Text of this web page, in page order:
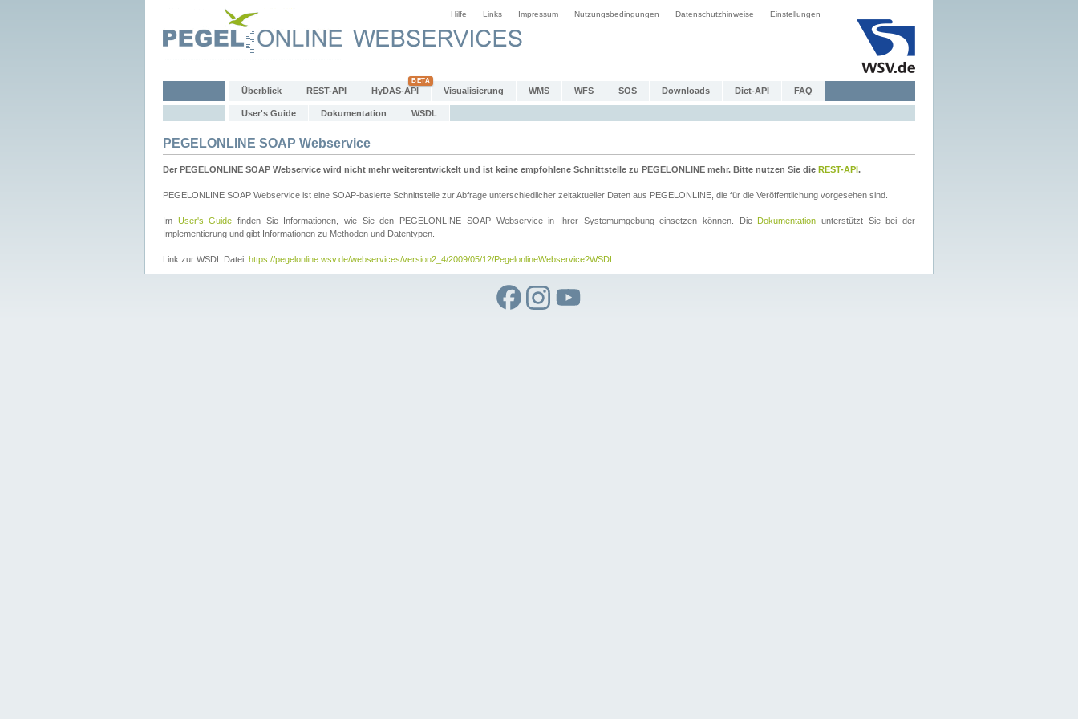
Hilfe Links Impressum Nutzungsbedingungen Datenschutzhinweise Einstellungen
Überblick REST-API HyDAS-API Visualisierung WMS WFS SOS Downloads Dict-API FAQ
User's Guide Dokumentation WSDL
PEGELONLINE SOAP Webservice
Der PEGELONLINE SOAP Webservice wird nicht mehr weiterentwickelt und ist keine empfohlene Schnittstelle zu PEGELONLINE mehr. Bitte nutzen Sie die REST-API.
PEGELONLINE SOAP Webservice ist eine SOAP-basierte Schnittstelle zur Abfrage unterschiedlicher zeitaktueller Daten aus PEGELONLINE, die für die Veröffentlichung vorgesehen sind.
Im User's Guide finden Sie Informationen, wie Sie den PEGELONLINE SOAP Webservice in Ihrer Systemumgebung einsetzen können. Die Dokumentation unterstützt Sie bei der
Implementierung und gibt Informationen zu Methoden und Datentypen.
Link zur WSDL Datei: https://pegelonline.wsv.de/webservices/version2_4/2009/05/12/PegelonlineWebservice?WSDL